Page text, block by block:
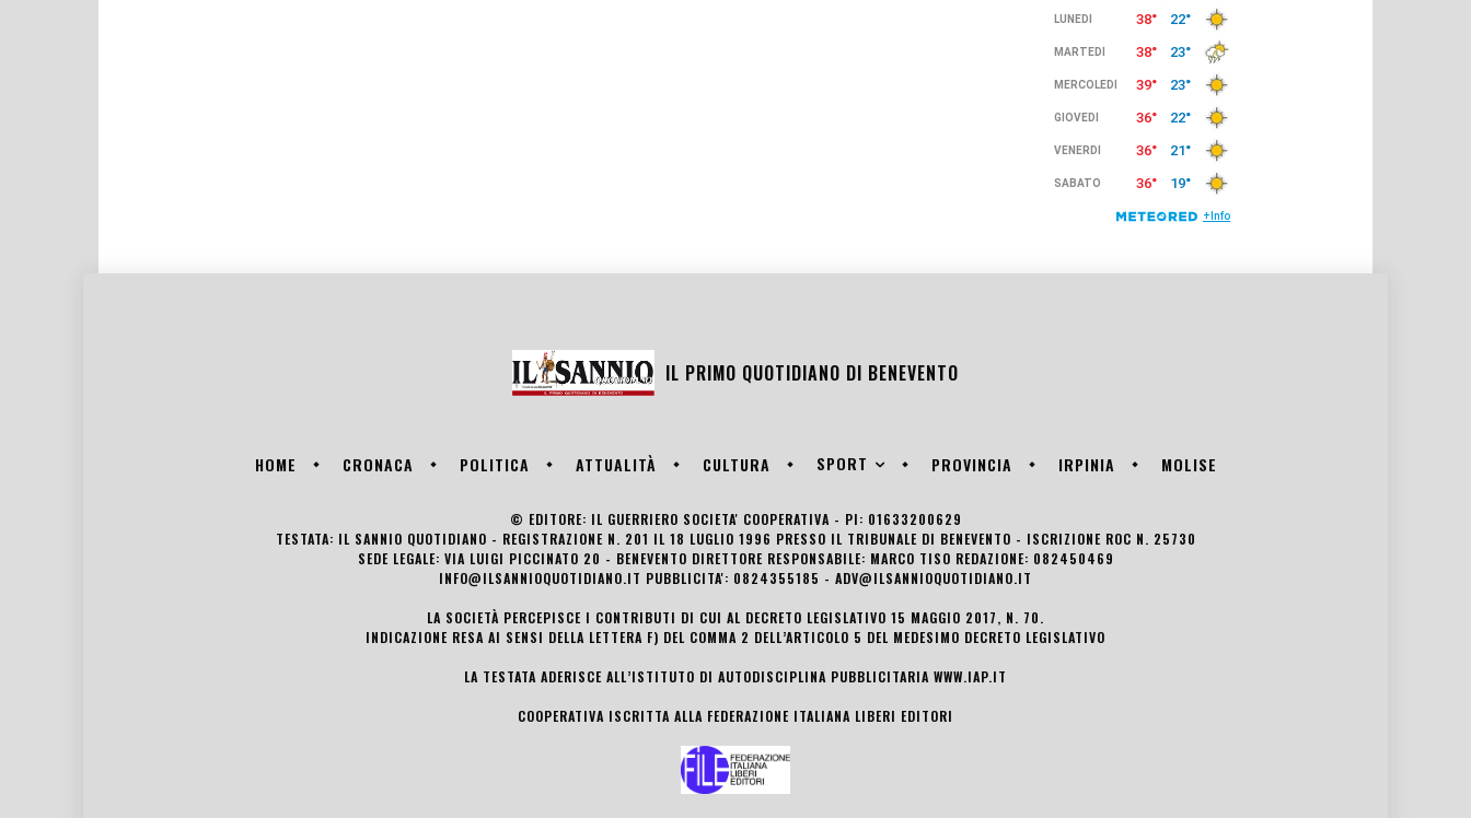
IL PRIMO QUOTIDIANO DI BENEVENTO
HOME CRONACA POLITICA ATTUALITÀ CULTURA SPORT PROVINCIA IRPINIA MOLISE
© EDITORE: IL GUERRIERO SOCIETA' COOPERATIVA - PI: 01633200629
TESTATA: IL SANNIO QUOTIDIANO - REGISTRAZIONE N. 201 IL 18 LUGLIO 1996 PRESSO IL TRIBUNALE DI BENEVENTO - ISCRIZIONE ROC N. 25730
SEDE LEGALE: VIA LUIGI PICCINATO 20 - BENEVENTO DIRETTORE RESPONSABILE: MARCO TISO REDAZIONE: 082450469
INFO@ILSANNIOQUOTIDIANO.IT PUBBLICITA': 0824355185 - ADV@ILSANNIOQUOTIDIANO.IT
LA SOCIETÀ PERCEPISCE I CONTRIBUTI DI CUI AL DECRETO LEGISLATIVO 15 MAGGIO 2017, N. 70.
INDICAZIONE RESA AI SENSI DELLA LETTERA F) DEL COMMA 2 DELL’ARTICOLO 5 DEL MEDESIMO DECRETO LEGISLATIVO
LA TESTATA ADERISCE ALL’ISTITUTO DI AUTODISCIPLINA PUBBLICITARIA WWW.IAP.IT
COOPERATIVA ISCRITTA ALLA FEDERAZIONE ITALIANA LIBERI EDITORI